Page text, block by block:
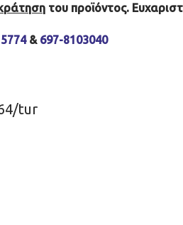
του προϊόντος.
& 697-8103040
tur